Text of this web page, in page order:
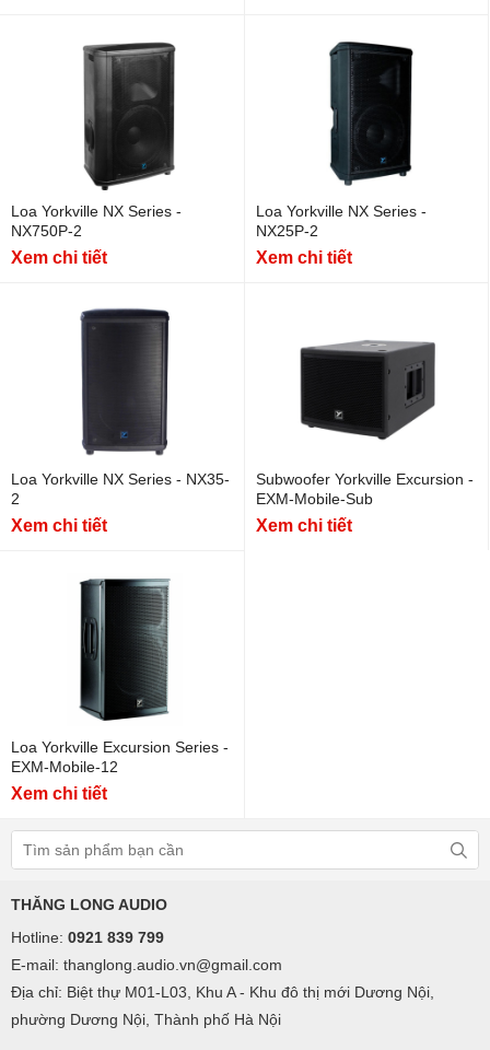
Loa Yorkville NX Series -
NX750P-2
Xem chi tiết
Loa Yorkville NX Series -
NX25P-2
Xem chi tiết
Loa Yorkville NX Series - NX35-
2
Xem chi tiết
Subwoofer Yorkville Excursion -
EXM-Mobile-Sub
Xem chi tiết
Loa Yorkville Excursion Series -
EXM-Mobile-12
Xem chi tiết
THĂNG LONG AUDIO
Hotline: 0921 839 799
E-mail: thanglong.audio.vn@gmail.com
Địa chỉ: Biệt thự M01-L03, Khu A - Khu đô thị mới Dương Nội,
phường Dương Nội, Thành phố Hà Nội